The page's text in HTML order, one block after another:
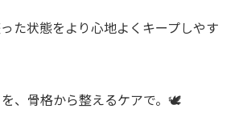
た状態をより心地よくキープしやす
、骨格から整えるケアで。🕊